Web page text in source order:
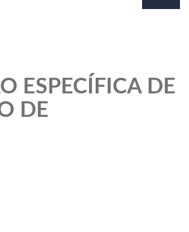
ESPECÍFICA DE
DE